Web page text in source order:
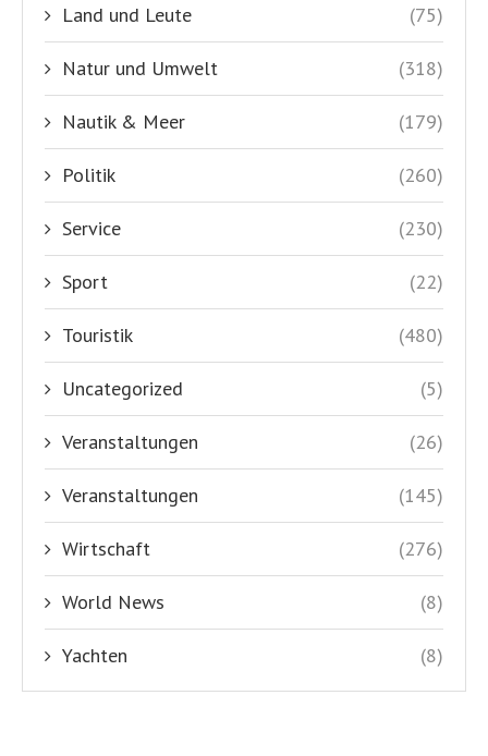
Land und Leute (75)
Natur und Umwelt (318)
Nautik & Meer (179)
Politik (260)
Service (230)
Sport (22)
Touristik (480)
Uncategorized (5)
Veranstaltungen (26)
Veranstaltungen (145)
Wirtschaft (276)
World News (8)
Yachten (8)